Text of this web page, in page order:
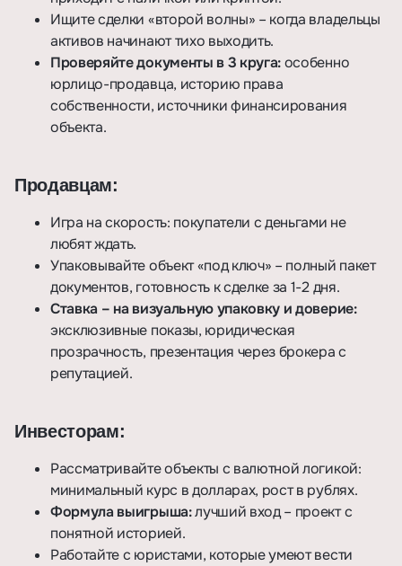
Ищите сделки «второй волны» – когда владельцы
активов начинают тихо выходить.
Проверяйте документы в 3 круга:особенно
юрлицо-продавца, историю права
собственности, источники финансирования
объекта.
Продавцам:
Игра на скорость: покупатели с деньгами не
любят ждать.
Упаковывайте объект «под ключ» – полный пакет
документов, готовность к сделке за 1-2 дня.
Ставка – на визуальную упаковку и доверие:
эксклюзивные показы, юридическая
прозрачность, презентация через брокера с
репутацией.
Инвесторам:
Рассматривайте объекты с валютной логикой:
минимальный курс в долларах, рост в рублях.
Формула выигрыша:лучший вход – проект с
понятной историей.
Работайте с юристами, которые умеют вести